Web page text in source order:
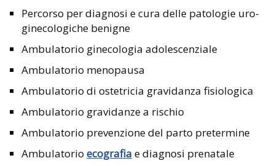
Percorso per diagnosi e cura delle patologie uro-
ginecologiche benigne
Ambulatorio ginecologia adolescenziale
Ambulatorio menopausa
Ambulatorio di ostetricia gravidanza fisiologica
Ambulatorio gravidanze a rischio
Ambulatorio prevenzione del parto pretermine
Ambulatorio ecografia e diagnosi prenatale